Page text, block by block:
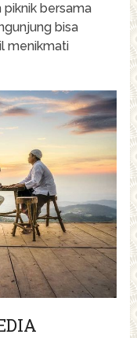
bersama
bisa
menikmati